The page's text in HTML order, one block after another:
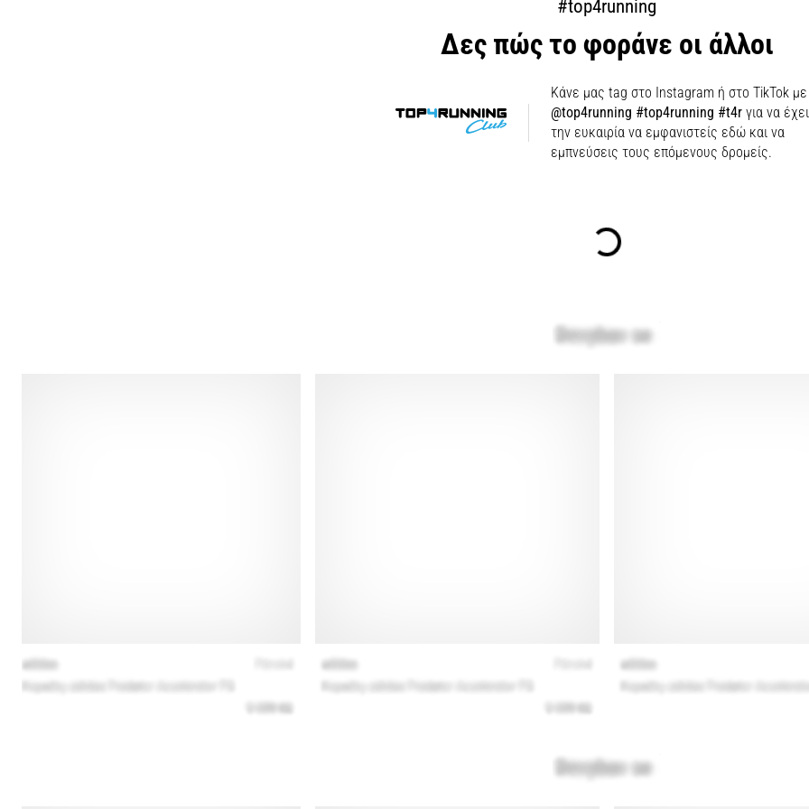
#top4running
Δες πώς το φοράνε οι άλλοι
Κάνε μας tag στο Instagram ή στο TikTok με
@top4running #top4running #t4r για να
την ευκαιρία να εμφανιστείς εδώ και να
εμπνεύσεις τους επόμενους δρομείς.